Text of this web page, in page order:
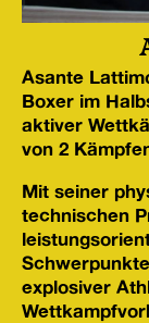
Asante
Boxer im
aktiver
von 2
Mit seiner
technischen
explosiver